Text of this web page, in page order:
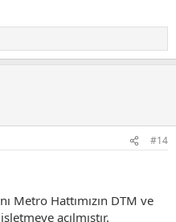
#14
Metro Hattımızın DTM ve
açılmıştır.